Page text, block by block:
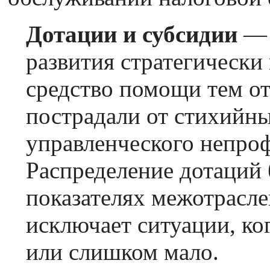
Дотации и субсидии—
развития
средство помощи тем
пострадали от
управленческого
Распределение
показателях
исключает ситуации,
или слишком мало.